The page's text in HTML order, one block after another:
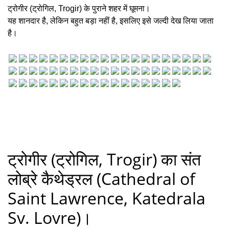
ट्रोगीर (ट्रोगिल, Trogir) के पुराने शहर में घूमना।
यह शानदार है, लेकिन बहुत बड़ा नहीं है, इसलिए इसे जल्दी देख लिया जाता
है।
ट्रोगीर (ट्रोगिल, Trogir) का संत
लोब्रे कैथेड्रल (Cathedral of
Saint Lawrence, Katedrala
Sv. Lovre)।